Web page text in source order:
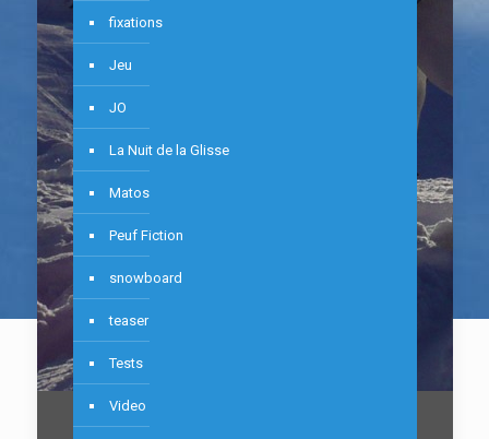
fixations
Jeu
JO
La Nuit de la Glisse
Matos
Peuf Fiction
snowboard
teaser
Tests
Video